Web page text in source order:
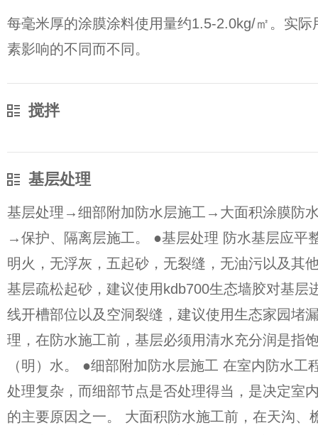
每毫米厚的涂膜涂料使用量约1.5-2.0kg/㎡。实际
素影响的不同而不同。
搅拌
基层处理
基层处理→细部附加防水层施工→大面积涂膜防
→保护、隔离层施工。 ●基层处理 防水基层应平
明火，无浮灰，五起砂，无裂缝，无油污以及其
基层疏松起砂，建议使用kdb700生态墙胶对基层
线开槽部位以及空洞裂缝，建议使用生态家园堵
理，在防水施工前，基层必须用清水充分润是指
（明）水。 ●细部附加防水层施工 在室内防水工
处理复杂，而细部节点是否处理得当，是决定室
的主要原因之一。 大面积防水施工前，在天沟、